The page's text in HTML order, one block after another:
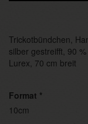
Trickotbündchen,
silber gestreifft, 90
Lurex, 70 cm breit
Format *
10cm